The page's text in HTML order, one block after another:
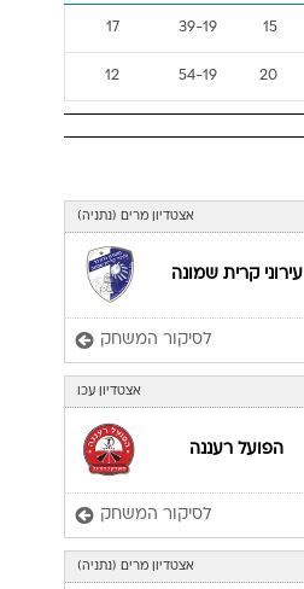
15
39-19
17
20
54-19
12
אצטדיון מרים (נתניה)
עירוני קרית שמונה
לסיקור המשחק
אצטדיון עכו
הפועל רעננה
לסיקור המשחק
אצטדיון מרים (נתניה)